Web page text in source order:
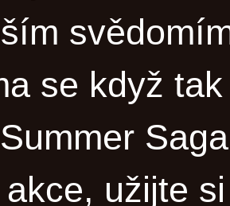
se když
užijte